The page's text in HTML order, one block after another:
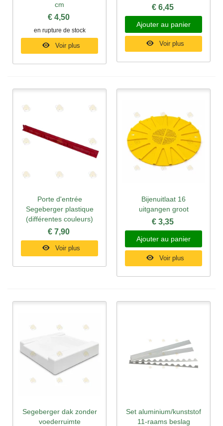
cm
€ 4,50
en rupture de stock
Voir plus
€ 6,45
Ajouter au panier
Voir plus
Porte d'entrée
Segeberger plastique
(différentes couleurs)
€ 7,90
Voir plus
Bijenuitlaat 16
uitgangen groot
€ 3,35
Ajouter au panier
Voir plus
Segeberger dak zonder
voederruimte
Set aluminium/kunststof
11-raams beslag